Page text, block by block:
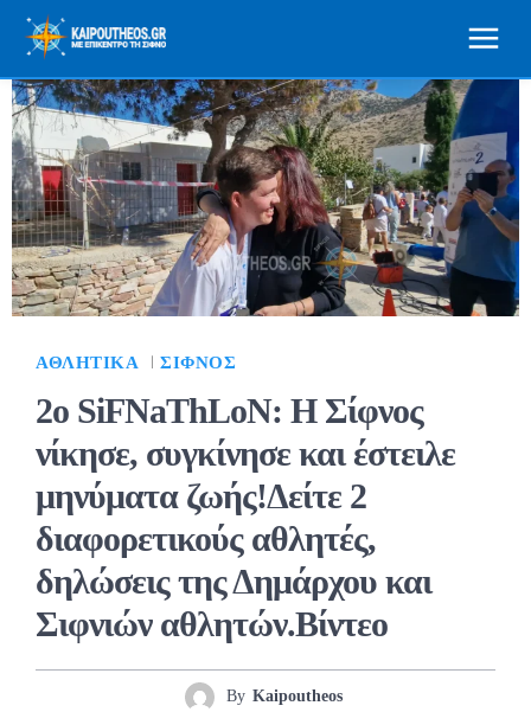
ΑΘΛΗΤΙΚΆ ΣΊΦΝΟΣ
2ο SiFNaThLoN: Η Σίφνος
νίκησε, συγκίνησε και έστειλε
μηνύματα ζωής!Δείτε 2
διαφορετικούς αθλητές,
δηλώσεις της Δημάρχου και
Σιφνιών αθλητών.Βίντεο
By Kaipoutheos